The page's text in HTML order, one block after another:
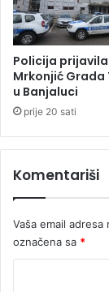
B
a
n
j
a
l
u
Policija prijavila
Mrkonjić Grada
u Banjaluci
prije 20 sati
Komentariši
Vaša email
označena sa *